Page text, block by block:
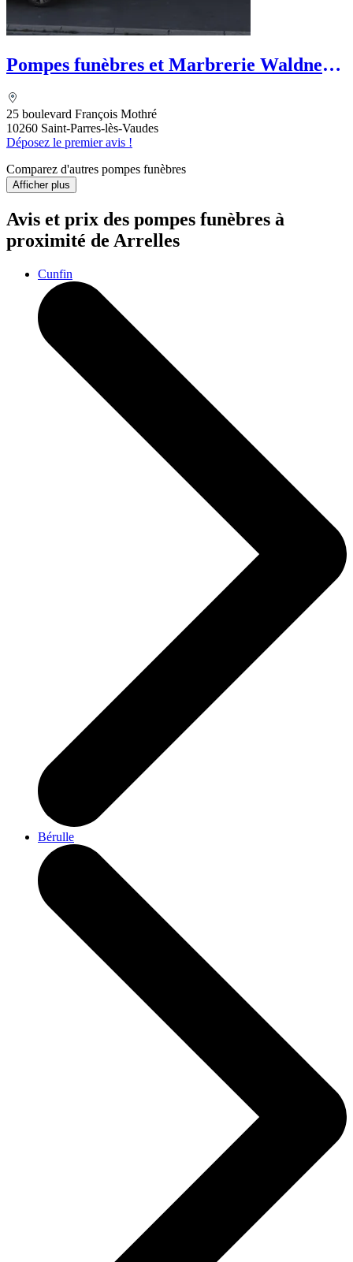
Pompes funèbres et Marbrerie Waldner-
25 boulevard François Mothré
10260 Saint-Parres-lès-Vaudes
Déposez le premier avis !
Comparez d'autres pompes funèbres
Afficher plus
Avis et prix des pompes funèbres à
proximité de Arrelles
Cunfin
Bérulle